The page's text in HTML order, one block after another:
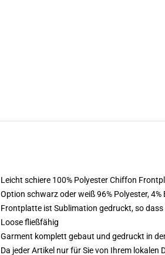
Leicht schiere 100% Polyester Chiffon
Option schwarz oder weiß 96% Polyester,
Frontplatte ist Sublimation gedruckt, so
Loose fließfähig
Garment komplett gebaut und gedruckt in
Da jeder Artikel nur für Sie von Ihrem